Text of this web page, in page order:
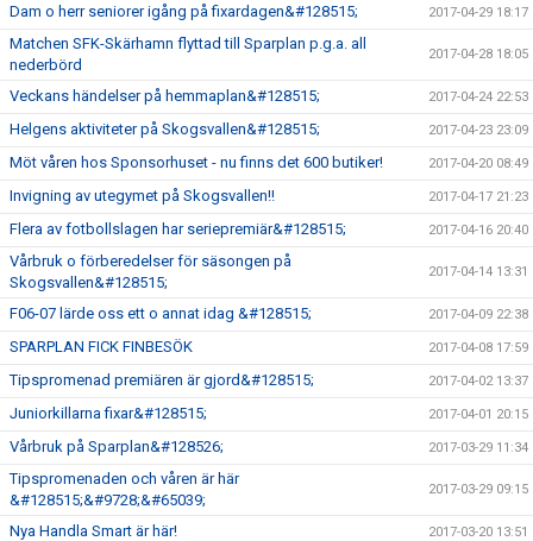
Dam o herr seniorer igång på fixardagen&#128515; 2017-04-29 18:17
Matchen SFK-Skärhamn flyttad till Sparplan p.g.a. all
nederbörd
2017-04-28 18:05
Veckans händelser på hemmaplan&#128515; 2017-04-24 22:53
Helgens aktiviteter på Skogsvallen&#128515; 2017-04-23 23:09
Möt våren hos Sponsorhuset - nu finns det 600 butiker! 2017-04-20 08:49
Invigning av utegymet på Skogsvallen!! 2017-04-17 21:23
Flera av fotbollslagen har seriepremiär&#128515; 2017-04-16 20:40
Vårbruk o förberedelser för säsongen på
Skogsvallen&#128515;
2017-04-14 13:31
F06-07 lärde oss ett o annat idag &#128515; 2017-04-09 22:38
SPARPLAN FICK FINBESÖK 2017-04-08 17:59
Tipspromenad premiären är gjord&#128515; 2017-04-02 13:37
Juniorkillarna fixar&#128515; 2017-04-01 20:15
Vårbruk på Sparplan&#128526; 2017-03-29 11:34
Tipspromenaden och våren är här
&#128515;&#9728;&#65039;
2017-03-29 09:15
Nya Handla Smart är här! 2017-03-20 13:51